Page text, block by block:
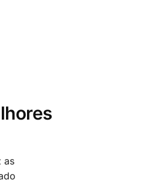
as